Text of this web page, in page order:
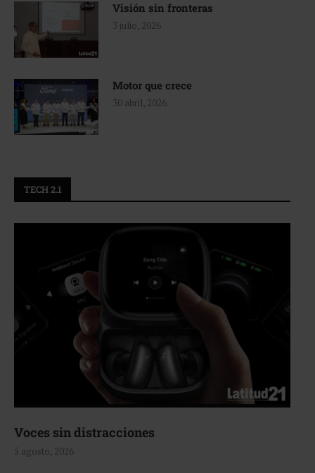
Visión sin fronteras
3 julio, 2026
Motor que crece
30 abril, 2026
TECH 2.1
Voces sin distracciones
5 agosto, 2026